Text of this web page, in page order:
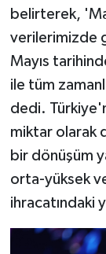
belirterek,
verilerimizde
Mayıs
ile tüm
dedi.
miktar olarak
bir dönüşüm
orta-yüksek
ihracatındaki